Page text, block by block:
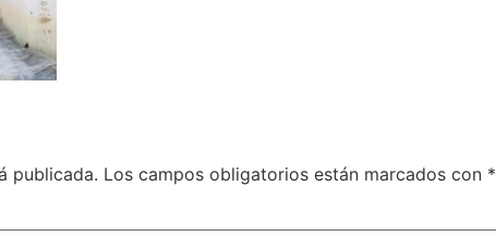
publicada. Los campos obligatorios están marcados con *